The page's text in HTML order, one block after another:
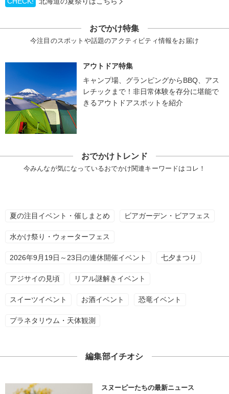
おでかけ特集
今注目のスポットや話題のアクティビティ情報をお届け
アウトドア特集
キャンプ場、グランピングからBBQ、アス
レチックまで！非日常体験を存分に堪能で
きるアウトドアスポットを紹介
おでかけトレンド
今みんなが気になっているおでかけ関連キーワードはコレ！
夏の注目イベント・催しまとめ ビアガーデン・ビアフェス
水かけ祭り・ウォーターフェス
2026年9月19日～23日の連休開催イベント 七夕まつり
アジサイの見頃 リアル謎解きイベント
スイーツイベント お酒イベント 恐竜イベント
プラネタリウム・天体観測
編集部イチオシ
スヌーピーたちの最新ニュース